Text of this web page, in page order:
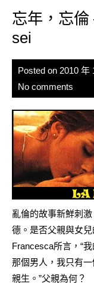
忘年，忘
sei
Posted on 2010 年
No comments
亂倫的故事新鮮刺
德。是否父親與女
Francesca所言，“
那個男人，我只有
親生。”父親為何？